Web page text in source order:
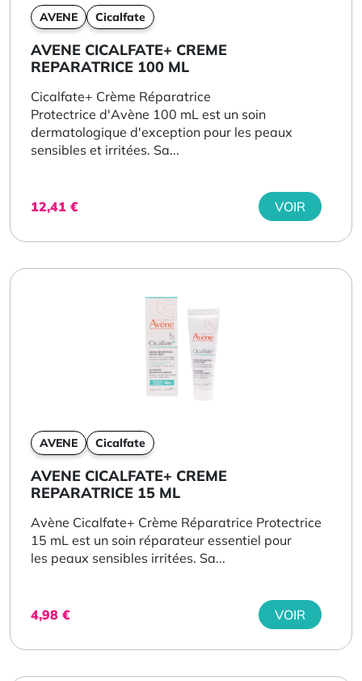
AVENE Cicalfate
AVENE CICALFATE+ CREME
REPARATRICE 100 ML
Cicalfate+ Crème Réparatrice
Protectrice d'Avène 100 mL est un soin
dermatologique d'exception pour les peaux
sensibles et irritées. Sa...
12,41 € VOIR
AVENE Cicalfate
AVENE CICALFATE+ CREME
REPARATRICE 15 ML
Avène Cicalfate+ Crème Réparatrice Protectrice
15 mL est un soin réparateur essentiel pour
les peaux sensibles irritées. Sa...
4,98 € VOIR